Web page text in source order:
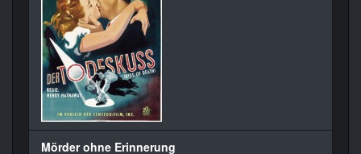
Mörder ohne Erinnerung